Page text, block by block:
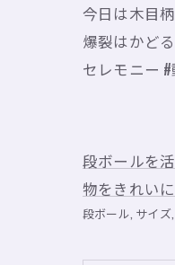
今日は木目
爆裂はかど
セレモニー
段ボールを
物をきれい
段ボール サイズ